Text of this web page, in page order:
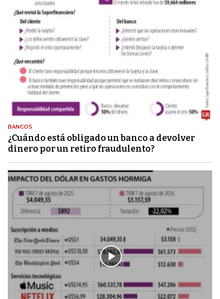
BANCOS
¿Cuándo está obligado un banco a devolver
dinero por un retiro fraudulento?